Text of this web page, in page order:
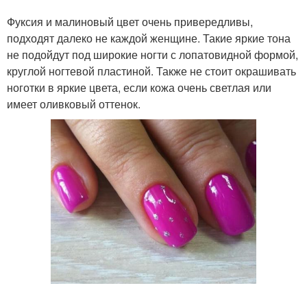
Фуксия и малиновый цвет очень привередливы,
подходят далеко не каждой женщине. Такие яркие тона
не подойдут под широкие ногти с лопатовидной формой,
круглой ногтевой пластиной. Также не стоит окрашивать
ноготки в яркие цвета, если кожа очень светлая или
имеет оливковый оттенок.